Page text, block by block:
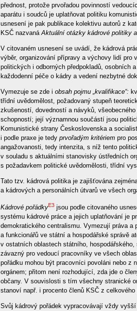
přednost, protože prvořadou povinností
aparátu i soudců je uplatňovat politiku
usnesení je pak publikace kolektivu autorů z
KSČ nazvaná Aktuální otázky kádrové politiky
V citovaném usnesení se uvádí, že kádrová
výběr, organizování přípravy a výchovy lidí pro
politických i odborných předpokladů, osobních
každodenní péče o kádry a vedení nezbytné
Vymezuje se zde i obsah pojmu „kvalifikace“:
třídní uvědomělost, požadovaný stupeň
zkušeností, dovedností a návyků,
schopností; její významnou součástí jsou
Komunistické strany Československa a
i podle praxe je tedy prvořadým kritériem pro
angažovanosti, tedy intenzita, s níž tento
v souladu s aktuálními stanovisky ústředních
s požadavkem politické uvědomělosti, třídní
Tato tzv. kádrová politika je zajišťována
a kádrových a personálních útvarů ve všech
Kádrové pořádkyE3 jsou podle citovaného
systému kádrové práce a jejich uplatňování je
demokratického centralismu. Vymezují práva
a funkcionářů ve státní a hospodářské správě
v ostatních oblastech státního,
závazný pro vedoucí pracovníky ve všech
pořádku mohou být pracovníci povoláni nebo z
orgánem; přitom není rozhodující, zda jde o
občany. V souvislosti s tím všechny stranické
stanoví např. i procento členů KSČ z
Svůj kádrový pořádek vypracovávají vždy